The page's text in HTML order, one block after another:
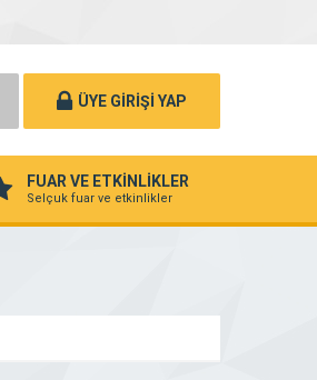
ÜYE GİRİŞİ YAP
FUAR VE ETKİNLİKLER
Selçuk fuar ve etkinlikler